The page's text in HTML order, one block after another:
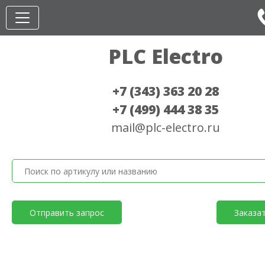
PLC Electro
+7 (343) 363 20 28
+7 (499) 444 38 35
mail@plc-electro.ru
Отправить запрос